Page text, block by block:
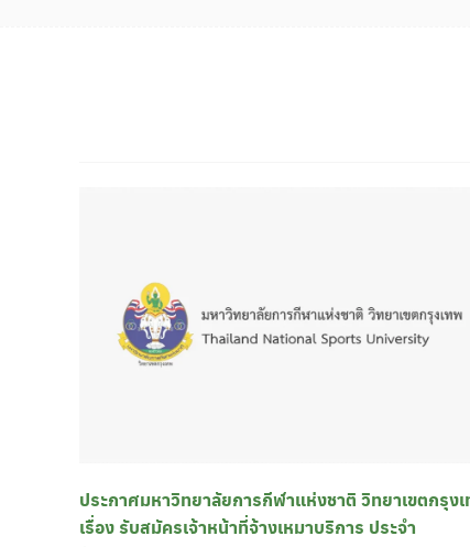
ประกาศมหาวิทยาลัยการกีฬาแห่งชาติ วิทยาเขตกรุง
เรื่อง รับสมัครเจ้าหน้าที่จ้างเหมาบริการ ประจำ